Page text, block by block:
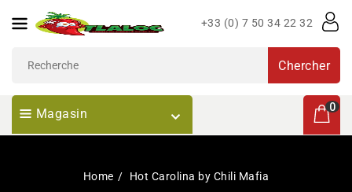
Au
+33 (0) 7 50 34 22 32
Chercher
Magasin 0
0
Home Hot Carolina by Chili Mafia